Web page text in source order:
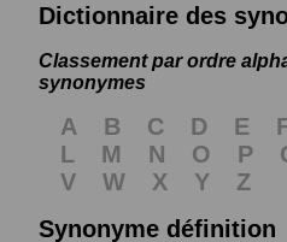
Dictionnaire des
Classement par ordre
synonymes
A B C D E
L
M N O P
V
W X Y
Z
Synonyme définition